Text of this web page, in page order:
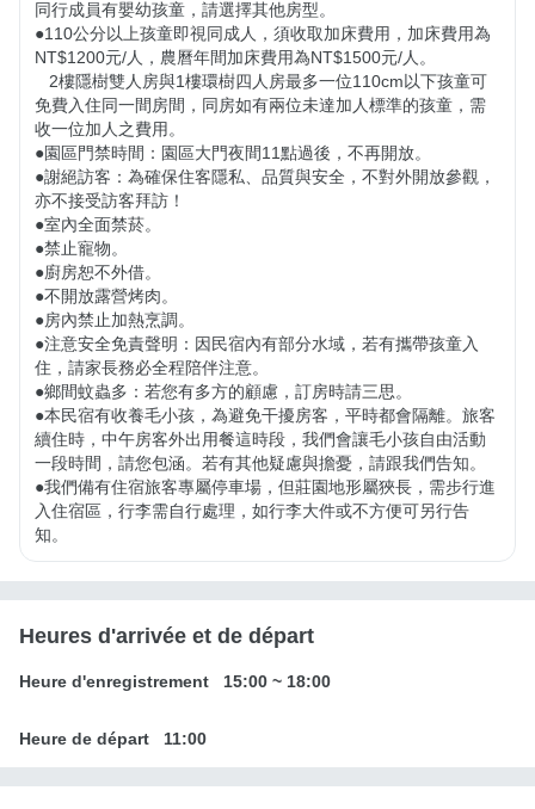
同行成員有嬰幼孩童，請選擇其他房型。
​​●​​​110公分以上孩童即視同成人，須收取加床費用，加床費用為
NT$1200元/人，農曆年間加床費用為NT$1500元/人。
免費入住同一間房間，同房如有兩位未達加人標準的孩童，需
收一位加人之費用。
●園區門禁時間：園區大門夜間11點過後，不再開放。
●謝絕訪客：為確保住客隱私、品質與安全，不對外開放參觀，
亦不接受訪客拜訪！
●室內全面禁菸。
●禁止寵物。
●廚房恕不外借。
●不開放露營烤肉。
●房內禁止加熱烹調。
●注意安全免責聲明：因民宿內有部分水域，若有攜帶孩童入
住，請家長務必全程陪伴注意。
●鄉間蚊蟲多：若您有多方的顧慮，訂房時請三思。
●本民宿有收養毛小孩，為避免干擾房客，平時都會隔離。旅客
續住時，中午房客外出用餐這時段，我們會讓毛小孩自由活動
一段時間，請您包涵。若有其他疑慮與擔憂，請跟我們告知。
●我們備有住宿旅客專屬停車場，但莊園地形屬狹長，需步行進
入住宿區，行李需自行處理，如行李大件或不方便可另行告
知。
Heures d'arrivée et de départ
Heure d'enregistrement 15:00 ~ 18:00
Heure de départ 11:00